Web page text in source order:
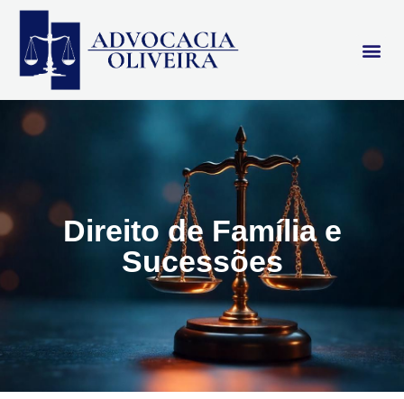
Direito de Família e
Sucessões